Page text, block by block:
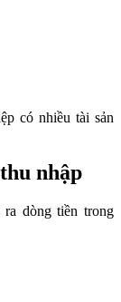
có nhiều tài sản
nhập
ra dòng tiền trong